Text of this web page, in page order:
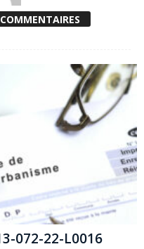
072-22-L0016